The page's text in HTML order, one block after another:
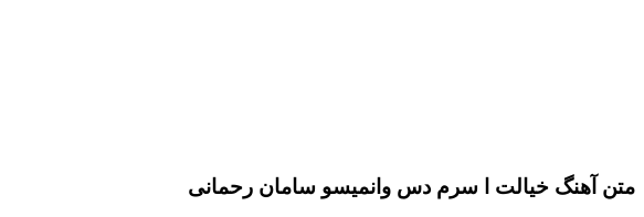
متن آهنگ خیالت ا سرم دس وانمیسو سامان رحمانی